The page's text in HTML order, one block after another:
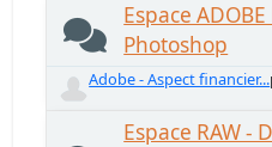
Espace
Photoshop
Adobe - Aspect financier...
Espace RAW -